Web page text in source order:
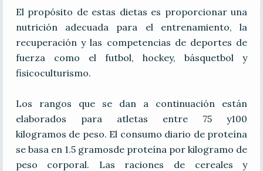
El propósito de estas dietas es proporcionar una
nutrición adecuada para el entrenamiento, la
recuperación y las competencias de deportes de
fuerza como el futbol, hockey, básquetbol y
fisicoculturismo.
Los rangos que se dan a continuación están
elaborados para atletas entre 75 y100
kilogramos de peso. El consumo diario de proteína
se basa en 1.5 gramosde proteína por kilogramo de
peso corporal. Las raciones de cereales y